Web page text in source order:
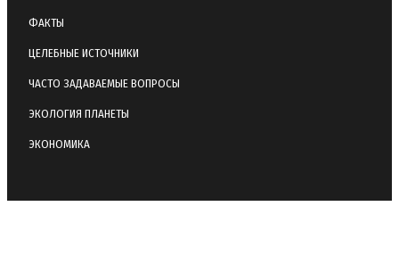
ФАКТЫ
ЦЕЛЕБНЫЕ ИСТОЧНИКИ
ЧАСТО ЗАДАВАЕМЫЕ ВОПРОСЫ
ЭКОЛОГИЯ ПЛАНЕТЫ
ЭКОНОМИКА